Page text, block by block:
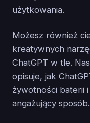
użytkowania.
Możesz również
kreatywnych
ChatGPT w tle.
opisuje, jak
żywotności baterii
angażujący sposób.